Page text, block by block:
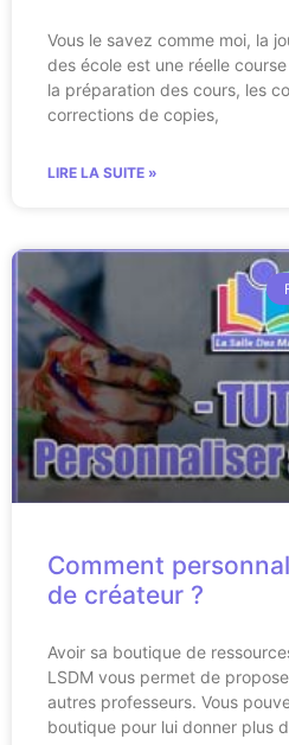
Vous le savez comme moi, la
des école est une réelle
la préparation des cours, les
corrections de copies,
LIRE LA SUITE »
Comment
de créateur ?
Avoir sa boutique de
LSDM vous permet de
autres professeurs. Vous
boutique pour lui donner plus